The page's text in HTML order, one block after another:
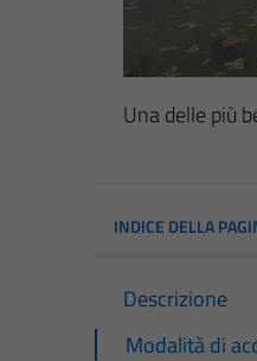
Una delle più
INDICE DELLA
Descrizione
Modalità di